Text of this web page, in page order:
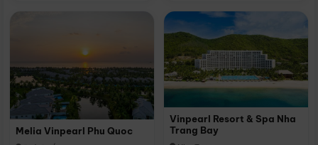
Melia Vinpearl Phu Quoc
Vinpearl Resort & Spa Nha
Trang Bay